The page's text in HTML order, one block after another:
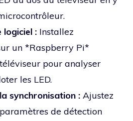
logiciel : Installez
un *Raspberry Pi*
pour analyser
les LED.
synchronisation : Ajustez
de détection